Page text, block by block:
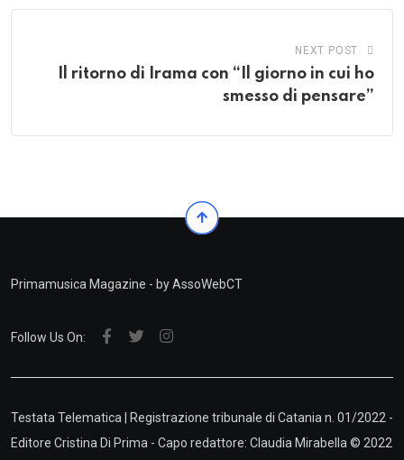
NEXT POST
Il ritorno di Irama con “Il giorno in cui ho
smesso di pensare”
Primamusica Magazine - by AssoWebCT
Follow Us On:
Testata Telematica | Registrazione tribunale di Catania n. 01/2022 -
Editore Cristina Di Prima - Capo redattore: Claudia Mirabella © 2022